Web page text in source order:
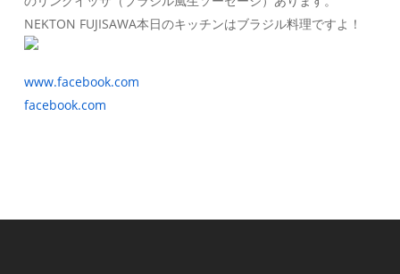
NEKTON FUJISAWA本日のキッチンはブラジル料理ですよ！
www.facebook.com
facebook.com